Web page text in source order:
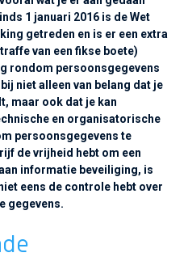
1 januari 2016 is de Wet
getreden en is er een extra
van een fikse boete)
rondom persoonsgegevens
niet alleen van belang dat je
maar ook dat je kan
en organisatorische
persoonsgegevens te
de vrijheid hebt om een
informatie beveiliging, is
eens de controle hebt over
gegevens.